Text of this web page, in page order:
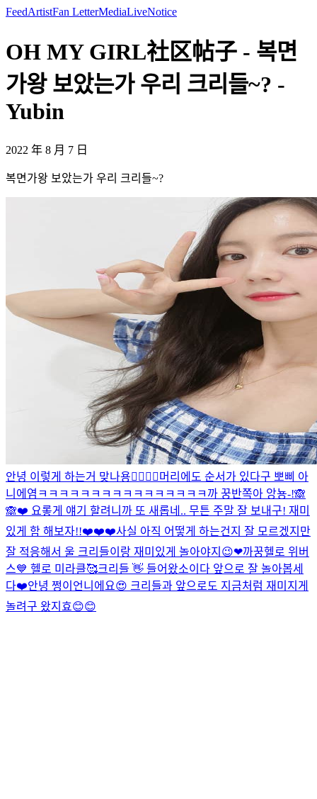
FeedArtistFan LetterMediaLiveNotice
OH MY GIRL社区帖子 - 복면
가왕 보았는가 우리 크리들~? -
Yubin
2022 年 8 月 7 日
복면가왕 보았는가 우리 크리들~?
안녕 이렇게 하는거 맞나용👉🏻👈🏻머리에도 순서가 있다구 뽀삐 아
니에염 ㅋㅋㅋㅋㅋㅋㅋㅋㅋㅋㅋㅋㅋㅋㅋㅋ 까 꿍반쪽아 앙뇽-!🙈
🙈❤️ 요롷게 얘기 할려니까 또 새롭네.. 무튼 주말 잘 보내구! 재미
있게 함 해보자!!❤️❤️❤️사실 아직 어떻게 하는건지 잘 모르겠지만
잘 적응해서 울 크리들이랑 재미있게 놀아야지😉❤까꿍헬로 위버
스💙 헬로 미라클🥰크리들 👋 들어왔소이다 앞으로 잘 놀아봅세
다❤️안녕 쩡이언니에요😍 크리들과 앞으로도 지금처럼 재미지게
놀려구 왔지효😊😊